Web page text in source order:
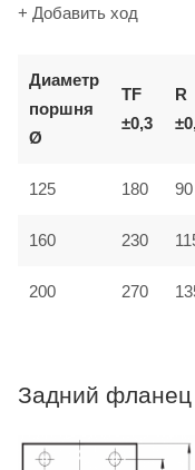
+ Добавить ход
Диаметр
поршня
Ø
TF
±0,3
R
125 180 90
160 230
200 270
Задний фланец